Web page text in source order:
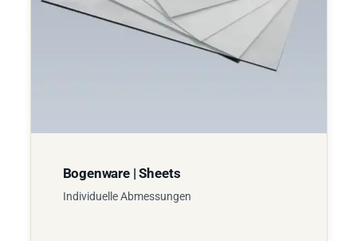
Bogenware | Sheets
Individuelle Abmessungen